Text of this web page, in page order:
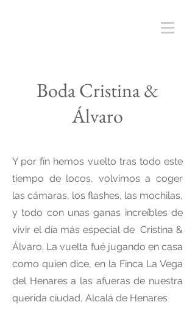
Boda Cristina &
Álvaro
Y por fín hemos vuelto tras todo este
tiempo de locos, volvimos a coger
las cámaras, los flashes, las mochilas,
y todo con unas ganas increíbles de
vivir el día más especial de Cristina &
Álvaro. La vuelta fué jugando en casa
como quien dice, en la Finca La Vega
del Henares a las afueras de nuestra
querida ciudad, Alcalá de Henares